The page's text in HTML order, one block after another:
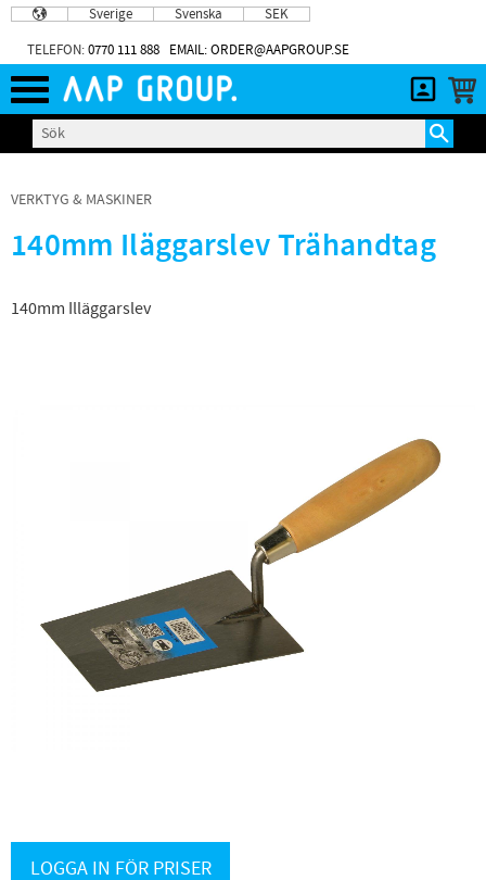
Meny
Sverige Svenska SEK
TELEFON:0770 111 888 EMAIL: ORDER@AAPGROUP.SE
VERKTYG & MASKINER
140mm Iläggarslev Trähandtag
140mm Illäggarslev
LOGGA IN FÖR PRISER